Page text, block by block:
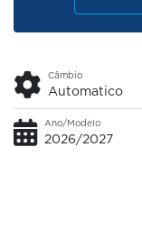
Câmbio
Automatico
Ano/Modelo
2026/2027